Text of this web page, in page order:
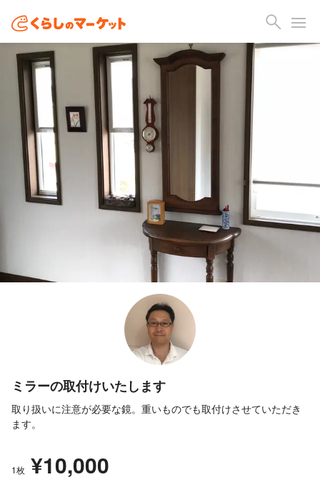
ミラーの取付けいたします
取り扱いに注意が必要な鏡。重いものでも取付けさせていただき
ます。
1枚 ¥10,000